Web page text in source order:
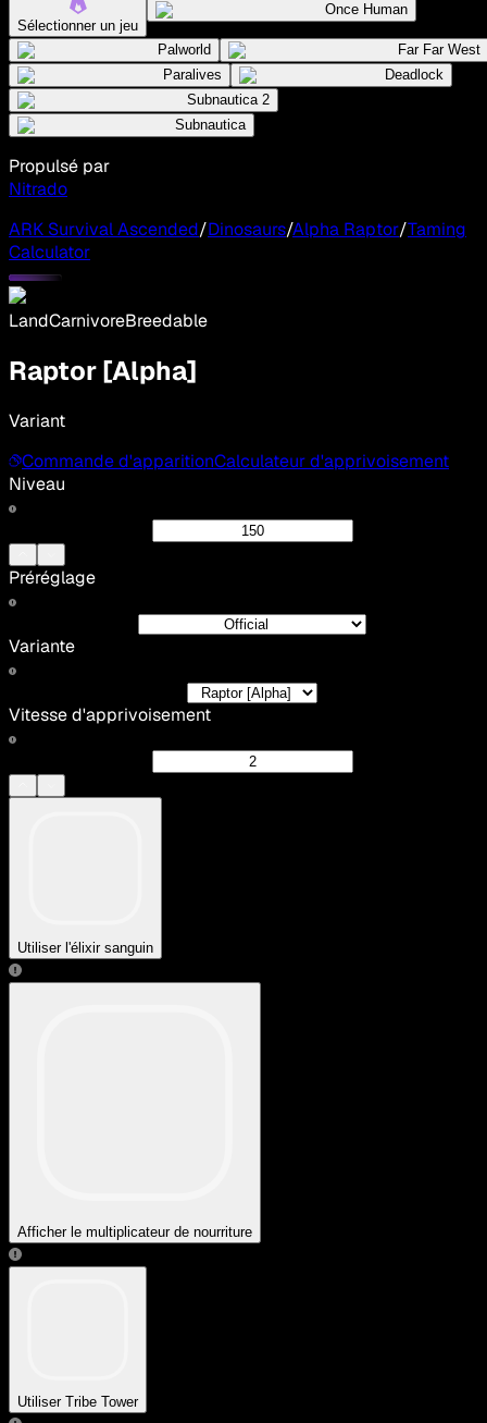
Sélectionner un jeu
Once Human
Palworld
Far Far West
Paralives
Deadlock
Subnautica 2
Subnautica
Propulsé par
Nitrado
ARK Survival Ascended/Dinosaurs/Alpha Raptor/Taming
Calculator
LandCarnivoreBreedable
Raptor [Alpha]
Variant
Commande d'apparitionCalculateur d'apprivoisement
Niveau
Préréglage
Variante
Vitesse d'apprivoisement
Utiliser l'élixir sanguin
Afficher le multiplicateur de nourriture
Utiliser Tribe Tower